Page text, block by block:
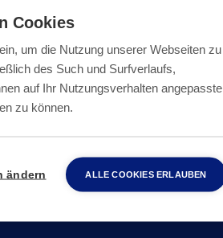
Cookies
um die Nutzung unserer Webseiten zu
des Such und Surfverlaufs,
auf Ihr Nutzungsverhalten angepasste
zu können.
ändern ALLE COOKIES ERLAUBEN